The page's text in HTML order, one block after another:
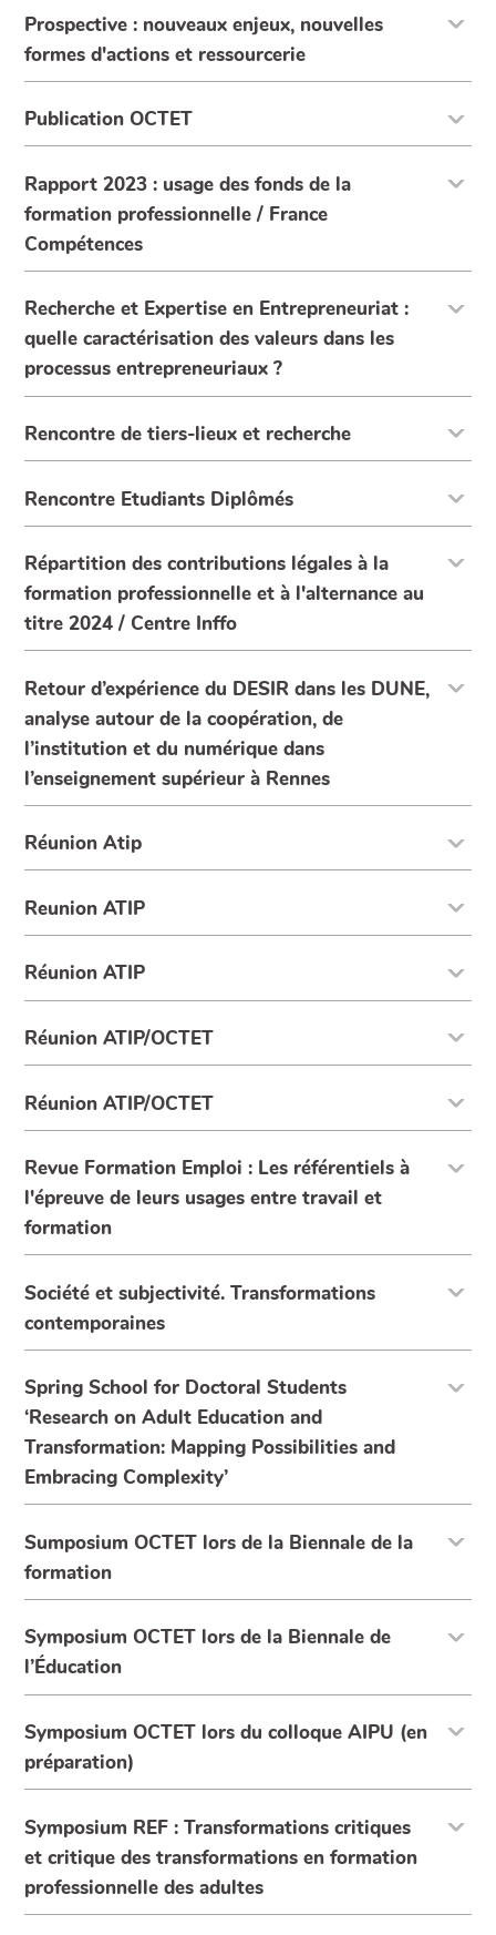
Prospective : nouveaux enjeux, nouvelles
formes d'actions et ressourcerie
Publication OCTET
Rapport 2023 : usage des fonds de la
formation professionnelle / France
Compétences
Recherche et Expertise en Entrepreneuriat :
quelle caractérisation des valeurs dans les
processus entrepreneuriaux ?
Rencontre de tiers-lieux et recherche
Rencontre Etudiants Diplômés
Répartition des contributions légales à la
formation professionnelle et à l'alternance au
titre 2024 / Centre Inffo
Retour d’expérience du DESIR dans les DUNE,
analyse autour de la coopération, de
l’institution et du numérique dans
l’enseignement supérieur à Rennes
Réunion Atip
Reunion ATIP
Réunion ATIP
Réunion ATIP/OCTET
Réunion ATIP/OCTET
Revue Formation Emploi : Les référentiels à
l'épreuve de leurs usages entre travail et
formation
Société et subjectivité. Transformations
contemporaines
Spring School for Doctoral Students
‘Research on Adult Education and
Transformation: Mapping Possibilities and
Embracing Complexity’
Sumposium OCTET lors de la Biennale de la
formation
Symposium OCTET lors de la Biennale de
l’Éducation
Symposium OCTET lors du colloque AIPU (en
préparation)
Symposium REF : Transformations critiques
et critique des transformations en formation
professionnelle des adultes